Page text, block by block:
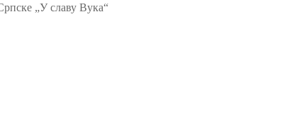
„У славу Вука“